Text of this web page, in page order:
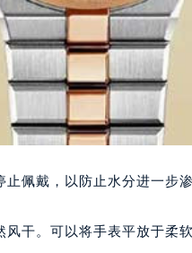
佩戴，以防止水分进一步
干。可以将手表平放于柔